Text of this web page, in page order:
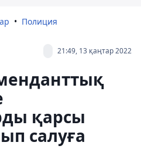
Полиция
21:49, 13 қаңтар 2022
қарсы
салуға